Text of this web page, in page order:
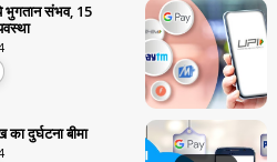
भुगतान संभव, 15
दुर्घटना बीमा